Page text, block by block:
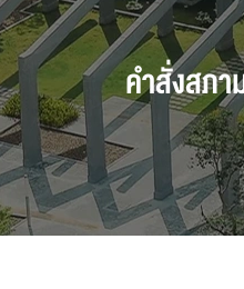
คำสั่งสภ